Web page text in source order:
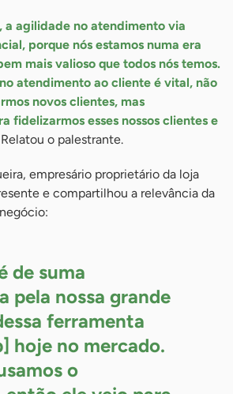
a agilidade no atendimento via
porque nós estamos numa era
mais valioso que todos nós temos.
atendimento ao cliente é vital, não
novos clientes, mas
fidelizarmos esses nossos clientes e
Relatou o palestrante.
empresário proprietário da loja
e compartilhou a relevância da
de suma
pela nossa grande
ferramenta
hoje no mercado.
o